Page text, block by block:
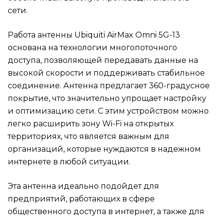
сети.
Работа антенны Ubiquiti AirMax Omni 5G-13
основана на технологии многопоточного
доступа, позволяющей передавать данные на
высокой скорости и поддерживать стабильное
соединение. Антенна предлагает 360-градусное
покрытие, что значительно упрощает настройку
и оптимизацию сети. С этим устройством можно
легко расширить зону Wi-Fi на открытых
территориях, что является важным для
организаций, которые нуждаются в надежном
интернете в любой ситуации.
Эта антенна идеально подойдет для
предприятий, работающих в сфере
общественного доступа в интернет, а также для